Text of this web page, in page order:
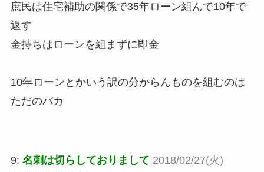
庶民は住宅補助の関係で35年ローン組んで10年で
返す
金持ちはローンを組まずに即金
10年ローンとかいう訳の分からんものを組むのは
ただのバカ
9: 名刺は切らしておりまして 2018/02/27(火)